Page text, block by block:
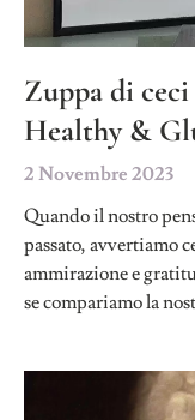
Zuppa di ceci
Healthy &
2 Novembre 2023
Quando il nostro
passato, avvertiamo
ammirazione e
se compariamo la